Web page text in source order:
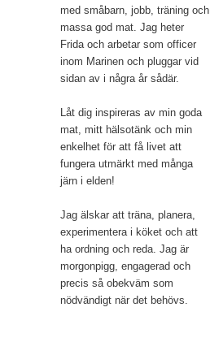
med småbarn, jobb, träning och
massa god mat. Jag heter
Frida och arbetar som officer
inom Marinen och pluggar vid
sidan av i några år sådär.
Låt dig inspireras av min goda
mat, mitt hälsotänk och min
enkelhet för att få livet att
fungera utmärkt med många
järn i elden!
Jag älskar att träna, planera,
experimentera i köket och att
ha ordning och reda. Jag är
morgonpigg, engagerad och
precis så obekväm som
nödvändigt när det behövs.